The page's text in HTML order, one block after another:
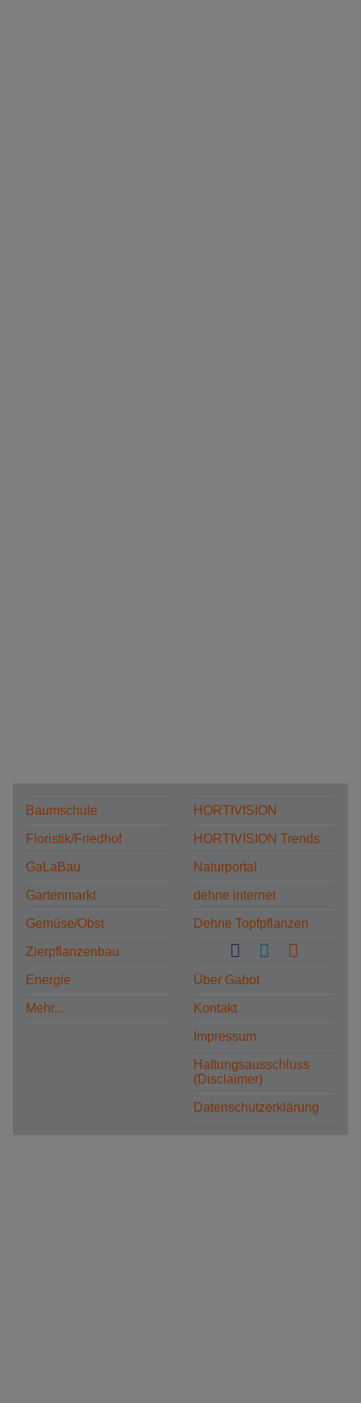
Baumschule
Floristik/Friedhof
GaLaBau
Gartenmarkt
Gemüse/Obst
Zierpflanzenbau
Energie
Mehr...
HORTIVISION
HORTIVISION Trends
Naturportal
dehne internet
Dehne Topfpflanzen
Über Gabot
Kontakt
Impressum
Haftungsausschluss
(Disclaimer)
Datenschutzerklärung